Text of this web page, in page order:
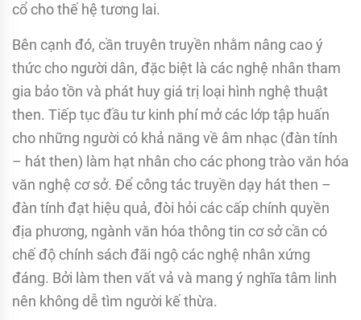
cổ cho thế hệ tương lai.
Bên cạnh đó, cần truyên truyền nhằm nâng cao ý
thức cho người dân, đặc biệt là các nghệ nhân tham
gia bảo tồn và phát huy giá trị loại hình nghệ thuật
then. Tiếp tục đầu tư kinh phí mở các lớp tập huấn
cho những người có khả năng về âm nhạc (đàn tính
– hát then) làm hạt nhân cho các phong trào văn hóa
văn nghệ cơ sở. Để công tác truyền dạy hát then –
đàn tính đạt hiệu quả, đòi hỏi các cấp chính quyền
địa phương, ngành văn hóa thông tin cơ sở cần có
chế độ chính sách đãi ngộ các nghệ nhân xứng
đáng. Bởi làm then vất vả và mang ý nghĩa tâm linh
nên không dễ tìm người kế thừa.